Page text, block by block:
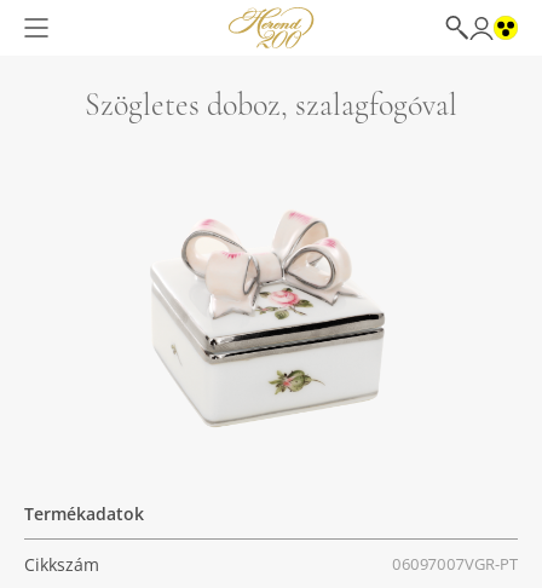
Szögletes doboz, szalagfogóval
Termékadatok
Cikkszám 06097007VGR-PT